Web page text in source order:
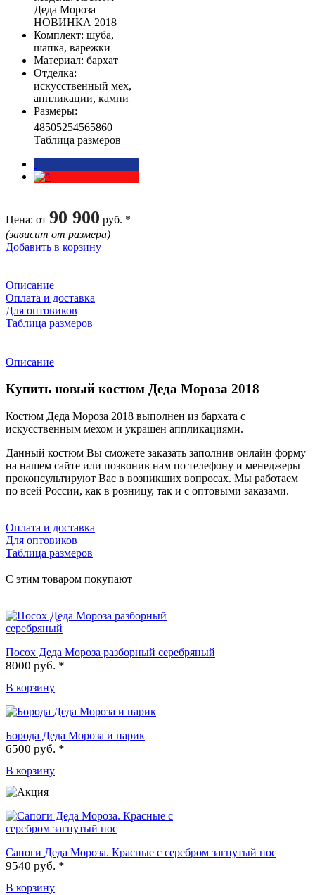
Деда Мороза
НОВИНКА 2018
Комплект: шуба,
шапка, варежки
Материал: бархат
Отделка:
искусственный мех,
аппликации, камни
Размеры:
48505254565860
Таблица размеров
Цена: от 90 900 руб. *
(зависит от размера)
Добавить в корзину
Описание
Оплата и доставка
Для оптовиков
Таблица размеров
Описание
Купить новый костюм Деда Мороза 2018
Костюм Деда Мороза 2018 выполнен из бархата с
искусственным мехом и украшен аппликациями.
Данный костюм Вы сможете заказать заполнив онлайн форму
на нашем сайте или позвонив нам по телефону и менеджеры
проконсультируют Вас в возникших вопросах. Мы работаем
по всей России, как в розницу, так и с оптовыми заказами.
Оплата и доставка
Для оптовиков
Таблица размеров
С этим товаром покупают
Посох Деда Мороза разборный серебряный
8000 руб. *
В корзину
Борода Деда Мороза и парик
6500 руб. *
В корзину
Сапоги Деда Мороза. Красные с серебром загнутый нос
9540 руб. *
В корзину